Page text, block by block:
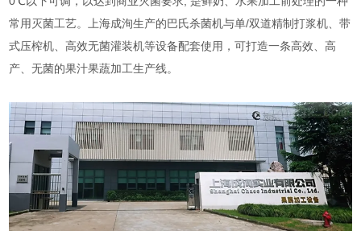
常用灭菌工艺。上海成洵生产的巴氏杀菌机与单/双道精制打浆机、带
式压榨机、高效无菌灌装机等设备配套使用，可打造一条高效、高
产、无菌的果汁果蔬加工生产线。